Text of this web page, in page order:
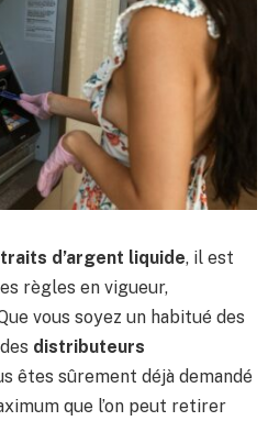
d’argent liquide, il est
règles en vigueur,
vous soyez un habitué des
distributeurs
êtes sûrement déjà demandé
que l’on peut retirer